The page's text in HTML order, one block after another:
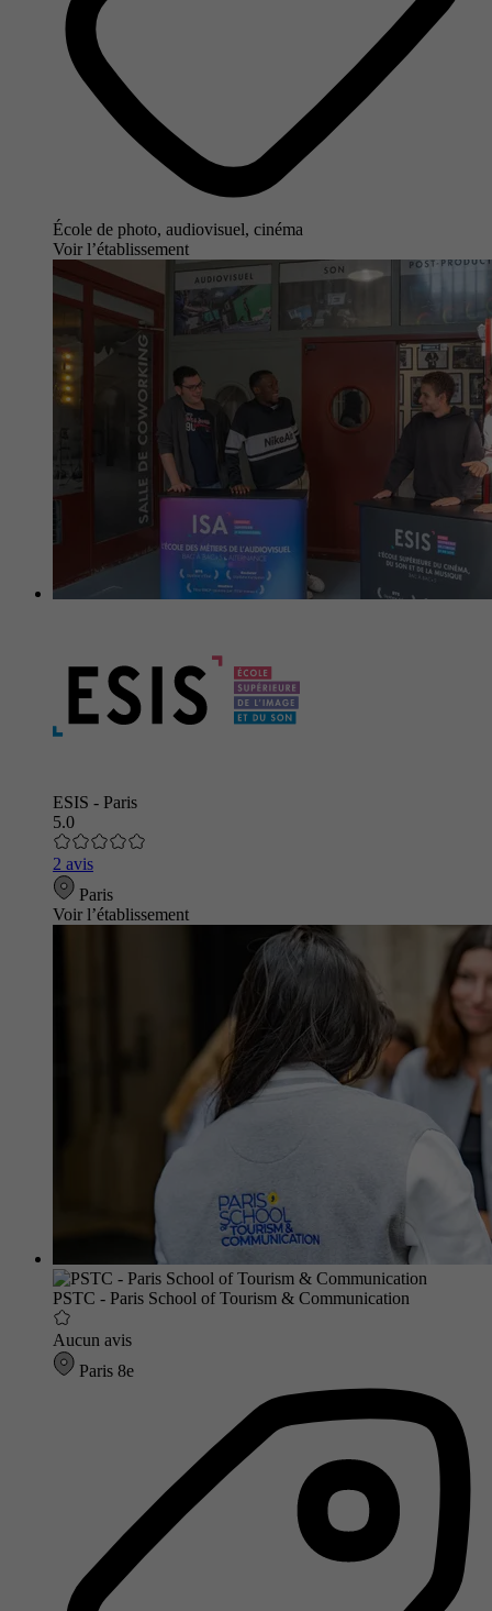
École de photo, audiovisuel, cinéma
Voir l’établissement
ESIS - Paris
5.0
2 avis
Paris
Voir l’établissement
PSTC - Paris School of Tourism & Communication
Aucun avis
Paris 8e